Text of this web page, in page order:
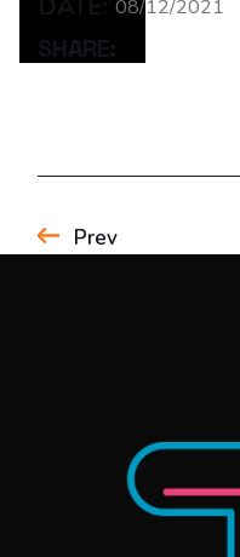
DATE: 08/12/2021
SHARE:
Prev